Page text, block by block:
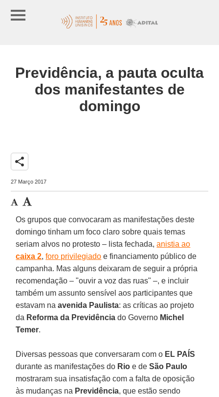
Previdência, a pauta oculta
dos manifestantes de
domingo
share
27 Março 2017
Os grupos que convocaram as manifestações deste
domingo tinham um foco claro sobre quais temas
seriam alvos no protesto – lista fechada,anistia ao
caixa 2,foro privilegiado e financiamento público de
campanha. Mas alguns deixaram de seguir a própria
recomendação – "ouvir a voz das ruas" –, e incluir
também um assunto sensível aos participantes que
estavam naavenida Paulista: as críticas ao projeto
da Reforma da Previdência do Governo Michel
Temer.
Diversas pessoas que conversaram com o EL PAÍS
durante as manifestações do Rio e deSão Paulo
mostraram sua insatisfação com a falta de oposição
às mudanças na Previdência, que estão sendo